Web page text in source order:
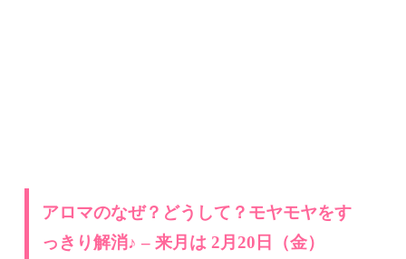
アロマのなぜ？どうして？モヤモヤをす
っきり解消♪ – 来月は 2月20日（金）